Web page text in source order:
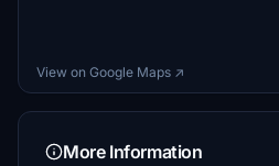
View on Google Maps ↗
More Information